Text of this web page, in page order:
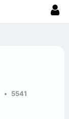
5541